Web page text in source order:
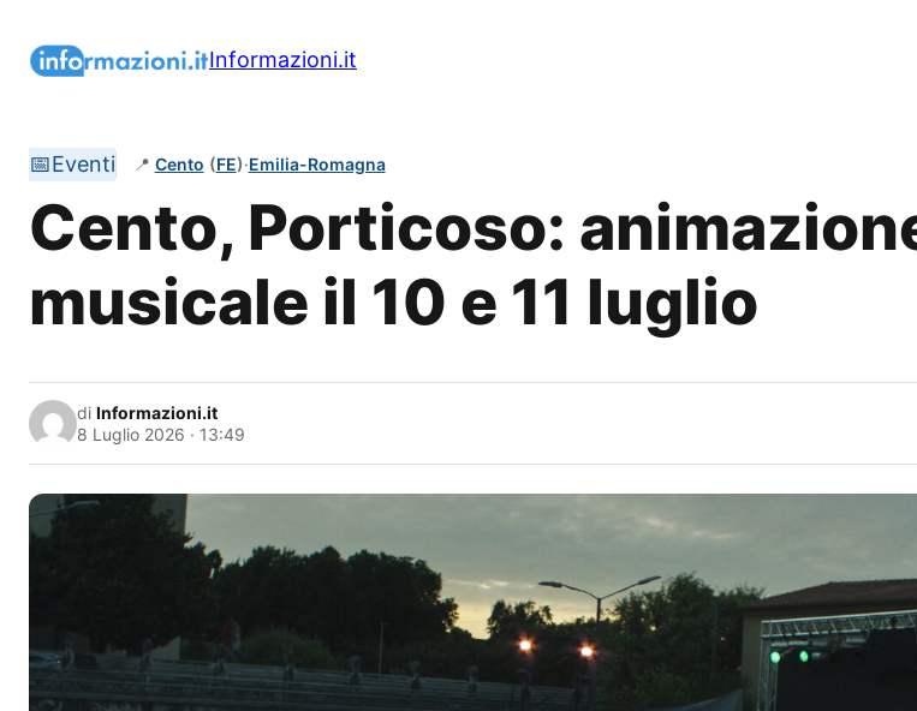
Informazioni.it
📅Eventi 📍 Cento (FE)·Emilia-Romagna
Cento, Porticoso:
musicale il 10 e 11 luglio
di Informazioni.it
8 Luglio 2026 · 13:49